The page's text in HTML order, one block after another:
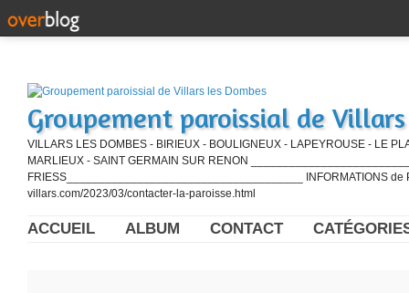
Groupement paroissial de
VILLARS LES DOMBES - BIRIEUX - BOULIGNEUX - LAPEYROUSE - LE
MARLIEUX - SAINT GERMAIN SUR RENON
FRIESS_____________________________________ INFORMATIONS de
villars.com/2023/03/contacter-la-paroisse.html
ACCUEIL ALBUM CONTACT